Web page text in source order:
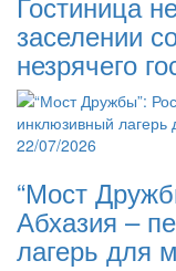
заселении
незрячего
22/07/2026
“Мост
Абхазия –
лагерь для